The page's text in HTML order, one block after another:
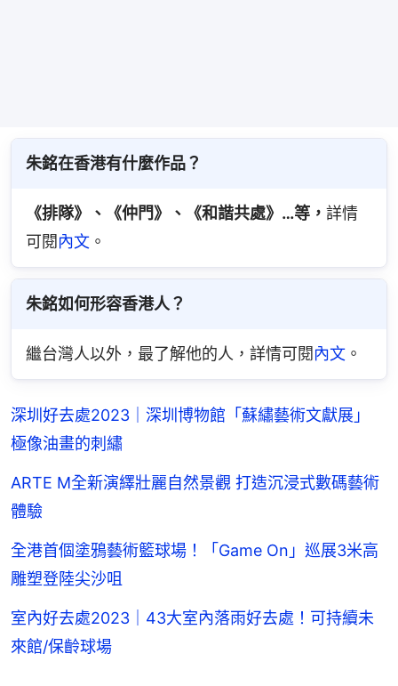
朱銘在香港有什麼作品？
《排隊》、《仲門》、《和諧共處》…等， 詳情
可閱內文 。
朱銘如何形容香港人？
繼台灣人以外，最了解他的人，詳情可閱內文 。
深圳好去處2023｜深圳博物館「蘇繡藝術文獻展」
極像油畫的刺繡
ARTE M全新演繹壯麗自然景觀 打造沉浸式數碼藝術
體驗
全港首個塗鴉藝術籃球場！「Game On」巡展3米高
雕塑登陸尖沙咀
室內好去處2023｜43大室內落雨好去處！可持續未
來館/保齡球場